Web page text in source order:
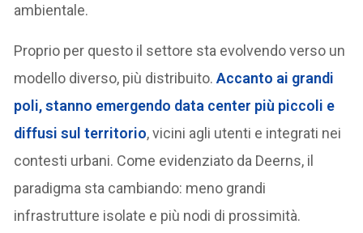
ambientale.
Proprio per questo il settore sta evolvendo verso un
modello diverso, più distribuito.Accanto ai grandi
poli, stanno emergendo data center più piccoli e
diffusi sul territorio, vicini agli utenti e integrati nei
contesti urbani. Come evidenziato da Deerns, il
paradigma sta cambiando: meno grandi
infrastrutture isolate e più nodi di prossimità.